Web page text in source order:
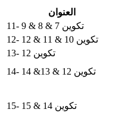
العنوان
11- تكوين 7 & 8 & 9
12- تكوين 10 & 11 & 12
13- تكوين 12
14- تكوين 12 & 13& 14
15- تكوين 14 & 15